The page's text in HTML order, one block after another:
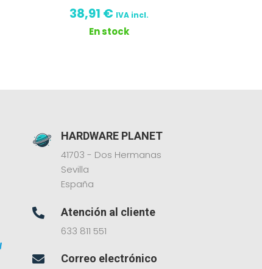
38,91 € IVA incl.
En stock
HARDWARE PLANET
41703 - Dos Hermanas
Sevilla
España

Atención al cliente
633 811 551
 Correo electrónico